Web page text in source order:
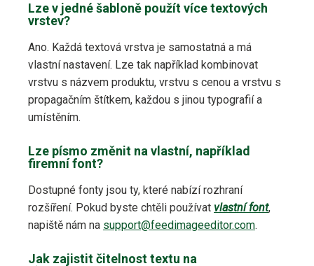
Lze v jedné šabloně použít více textových
vrstev?
Ano. Každá textová vrstva je samostatná a má
vlastní nastavení. Lze tak například kombinovat
vrstvu s názvem produktu, vrstvu s cenou a vrstvu s
propagačním štítkem, každou s jinou typografií a
umístěním.
Lze písmo změnit na vlastní, například
firemní font?
Dostupné fonty jsou ty, které nabízí rozhraní
rozšíření. Pokud byste chtěli používat vlastní font,
napiště nám na support@feedimageeditor.com.
Jak zajistit čitelnost textu na